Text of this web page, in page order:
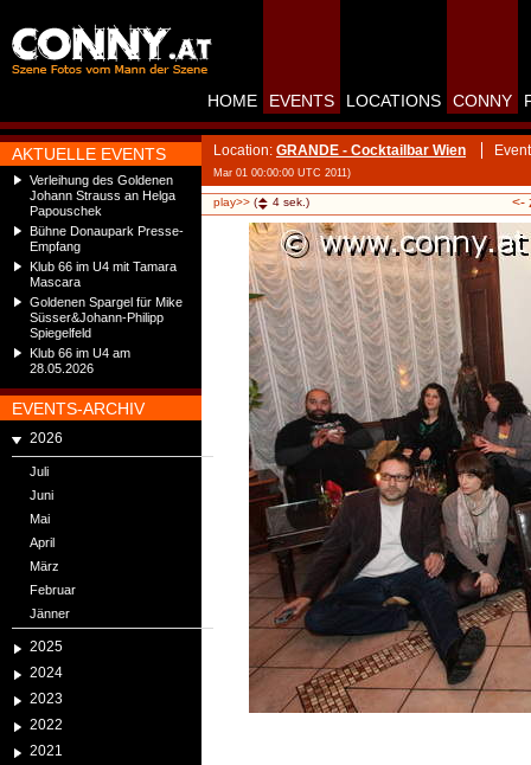
AKTUELLE EVENTS
Verleihung des Goldenen
Johann Strauss an Helga
Papouschek
Bühne Donaupark Presse-
Empfang
Klub 66 im U4 mit Tamara
Mascara
Goldenen Spargel für Mike
Süsser&Johann-Philipp
Spiegelfeld
Klub 66 im U4 am
28.05.2026
EVENTS-ARCHIV
2026
Juli
Juni
Mai
April
März
Februar
Jänner
2025
2024
2023
2022
2021
HOME EVENTS LOCATIONS CONNY
Location: GRANDE - Cocktailbar Wien
Mar 01 00:00:00 UTC 2011)
play>> ( 4 sek.) <-